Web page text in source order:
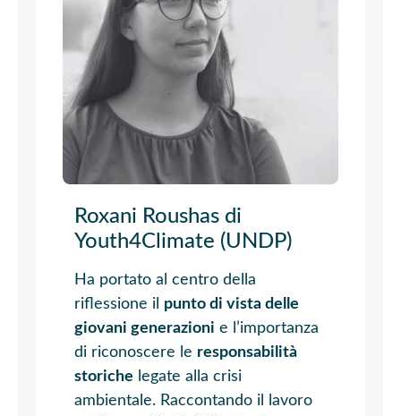
Roxani Roushas di
Youth4Climate (UNDP)
Ha portato al centro della
riflessione il punto di vista delle
giovani generazioni e l’importanza
di riconoscere le responsabilità
storiche legate alla crisi
ambientale. Raccontando il lavoro